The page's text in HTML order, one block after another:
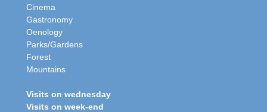
Cinema
Gastronomy
Oenology
Parks/Gardens
Forest
Mountains
Visits on wednesday
Visits on week-end